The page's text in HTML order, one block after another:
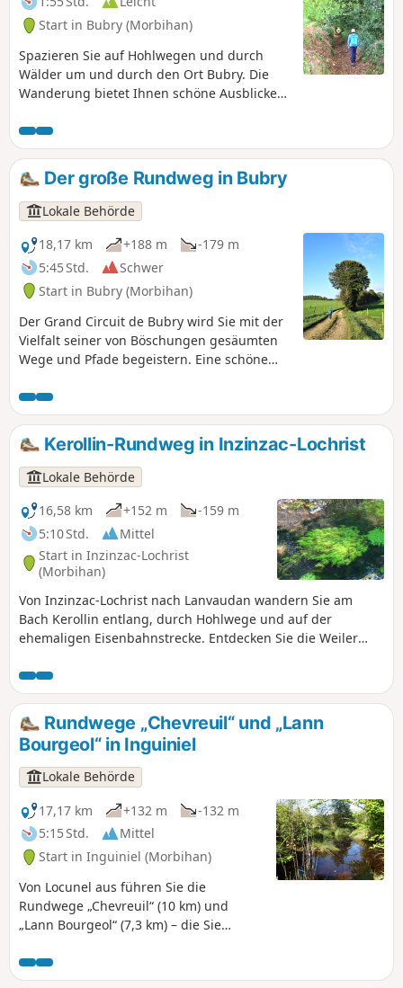
Start in Bubry (Morbihan)
Spazieren Sie auf Hohlwegen und durch
Wälder um und durch den Ort Bubry. Die
Wanderung bietet Ihnen schöne Ausblicke
das religiöse Erbe des Ortes, seine Kirche
und sein Pfarrhaus, die Kapelle Sainte-
Hélène, seinen Brunnen und seine
Waschhäuser entdecken.
Der große Rundweg in Bubry
Lokale Behörde
18,17 km
+188 m
-179 m
5:45 Std.
Schwer
Start in Bubry (Morbihan)
Der Grand Circuit de Bubry wird Sie mit der
Vielfalt seiner von Böschungen gesäumten
Wege und Pfade begeistern. Eine schöne
Landschaft, durch Dörfer mit gut erhaltenen
traditionellen Häusern und vorbei an
Kapellen und Brunnen.
Kerollin-Rundweg in Inzinzac-Lochrist
Lokale Behörde
16,58 km
+152 m
-159 m
5:10 Std.
Mittel
Start in Inzinzac-Lochrist
(Morbihan)
Von Inzinzac-Lochrist nach Lanvaudan wandern Sie am
Bach Kerollin entlang, durch Hohlwege und auf der
ehemaligen Eisenbahnstrecke. Entdecken Sie die Weiler
ihrem gut erhaltenen Kulturerbe. Ein langer, erholsamer
Spaziergang im Herzen der hügeligen und bewaldeten
Landschaft.
Rundwege „Chevreuil“ und „Lann
Bourgeol“ in Inguiniel
Lokale Behörde
17,17 km
+132 m
-132 m
5:15 Std.
Mittel
Start in Inguiniel (Morbihan)
Von Locunel aus führen Sie die
Rundwege „Chevreuil“ (10 km) und
„Lann Bourgeol“ (7,3 km) – die Sie
Zug zurücklegen können – entlang von
Bächen und durch Wälder auf